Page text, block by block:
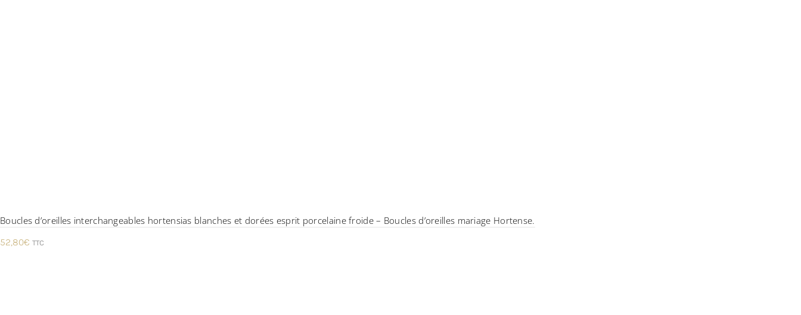
Boucles d’oreilles interchangeables hortensias blanches et dorées esprit porcelaine froide – Boucles d’oreilles mariage Hortense.
52,80€ TTC